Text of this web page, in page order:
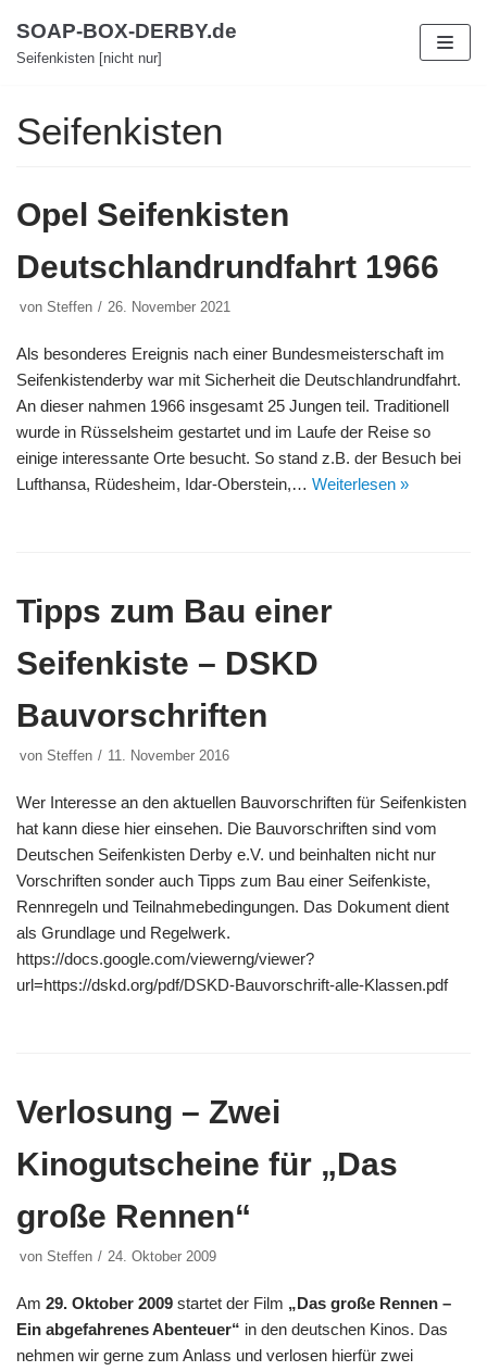
Zum
Inhalt
SOAP-BOX-DERBY.de
Seifenkisten [nicht nur]
Seifenkisten
Opel Seifenkisten
Deutschlandrundfahrt 1966
von Steffen 26. November 2021
Als besonderes Ereignis nach einer Bundesmeisterschaft im
Seifenkistenderby war mit Sicherheit die Deutschlandrundfahrt.
An dieser nahmen 1966 insgesamt 25 Jungen teil. Traditionell
wurde in Rüsselsheim gestartet und im Laufe der Reise so
einige interessante Orte besucht. So stand z.B. der Besuch bei
Lufthansa, Rüdesheim, Idar-Oberstein,… Weiterlesen »
Tipps zum Bau einer
Seifenkiste – DSKD
Bauvorschriften
von Steffen 11. November 2016
Wer Interesse an den aktuellen Bauvorschriften für Seifenkisten
hat kann diese hier einsehen. Die Bauvorschriften sind vom
Deutschen Seifenkisten Derby e.V. und beinhalten nicht nur
Vorschriften sonder auch Tipps zum Bau einer Seifenkiste,
Rennregeln und Teilnahmebedingungen. Das Dokument dient
als Grundlage und Regelwerk.
https://docs.google.com/viewerng/viewer?
url=https://dskd.org/pdf/DSKD-Bauvorschrift-alle-Klassen.pdf
Verlosung – Zwei
Kinogutscheine für „Das
große Rennen“
von Steffen 24. Oktober 2009
Am 29. Oktober 2009 startet der Film „Das große Rennen –
Ein abgefahrenes Abenteuer“ in den deutschen Kinos. Das
nehmen wir gerne zum Anlass und verlosen hierfür zwei